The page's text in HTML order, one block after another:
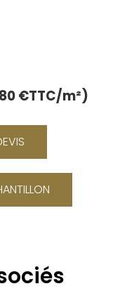
€TTC/m²)